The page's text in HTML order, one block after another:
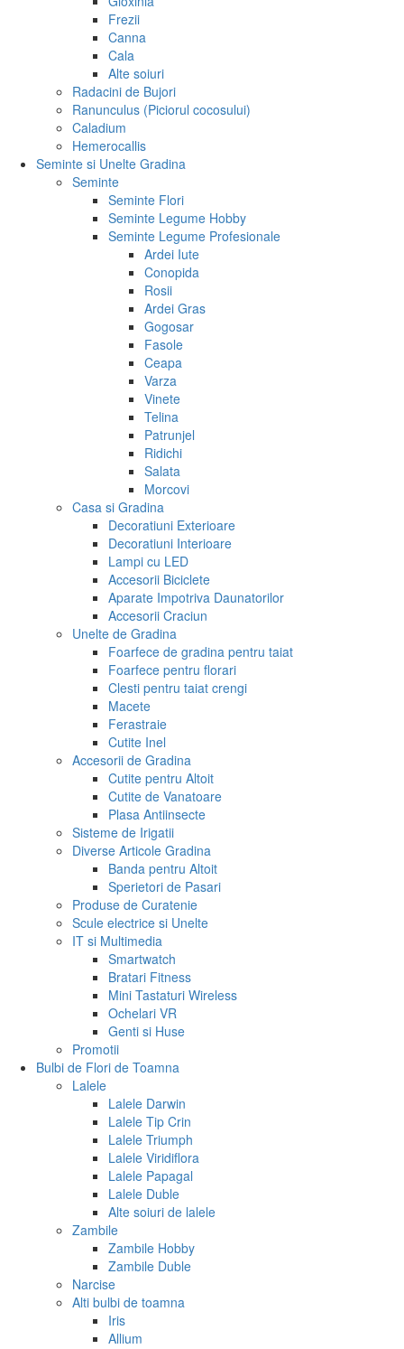
Frezii
Canna
Cala
Alte soiuri
Radacini de Bujori
Ranunculus (Piciorul cocosului)
Caladium
Hemerocallis
Seminte si Unelte Gradina
Seminte
Seminte Flori
Seminte Legume Hobby
Seminte Legume Profesionale
Ardei Iute
Conopida
Rosii
Ardei Gras
Gogosar
Fasole
Ceapa
Varza
Vinete
Telina
Patrunjel
Ridichi
Salata
Morcovi
Casa si Gradina
Decoratiuni Exterioare
Decoratiuni Interioare
Lampi cu LED
Accesorii Biciclete
Aparate Impotriva Daunatorilor
Accesorii Craciun
Unelte de Gradina
Foarfece de gradina pentru taiat
Foarfece pentru florari
Clesti pentru taiat crengi
Macete
Ferastraie
Cutite Inel
Accesorii de Gradina
Cutite pentru Altoit
Cutite de Vanatoare
Plasa Antiinsecte
Sisteme de Irigatii
Diverse Articole Gradina
Banda pentru Altoit
Sperietori de Pasari
Produse de Curatenie
Scule electrice si Unelte
IT si Multimedia
Smartwatch
Bratari Fitness
Mini Tastaturi Wireless
Ochelari VR
Genti si Huse
Promotii
Bulbi de Flori de Toamna
Lalele
Lalele Darwin
Lalele Tip Crin
Lalele Triumph
Lalele Viridiflora
Lalele Papagal
Lalele Duble
Alte soiuri de lalele
Zambile
Zambile Hobby
Zambile Duble
Narcise
Alti bulbi de toamna
Iris
Allium